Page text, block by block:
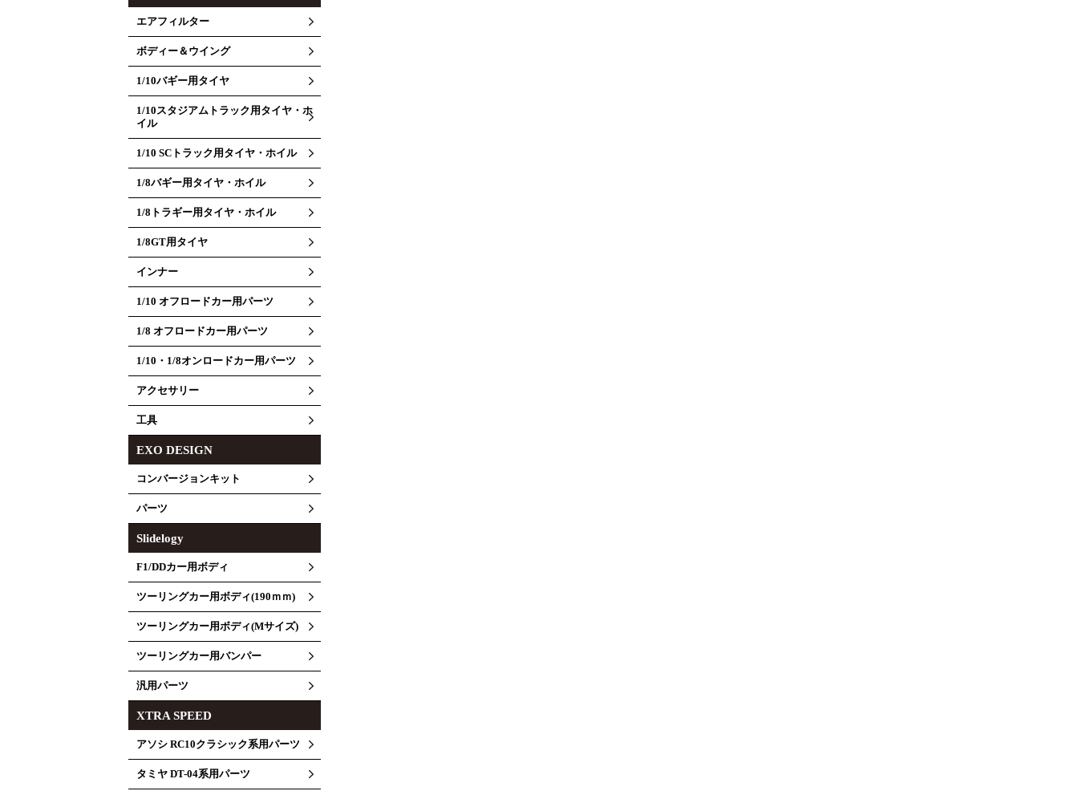
エアフィルター
ボディー＆ウイング
1/10バギー用タイヤ
1/10スタジアムトラック用タイヤ・ホ
イル
1/10 SCトラック用タイヤ・ホイル
1/8バギー用タイヤ・ホイル
1/8トラギー用タイヤ・ホイル
1/8GT用タイヤ
インナー
1/10 オフロードカー用パーツ
1/8 オフロードカー用パーツ
1/10・1/8オンロードカー用パーツ
アクセサリー
工具
EXO DESIGN
コンバージョンキット
パーツ
Slidelogy
F1/DDカー用ボディ
ツーリングカー用ボディ(190ｍｍ)
ツーリングカー用ボディ(Mサイズ)
ツーリングカー用バンパー
汎用パーツ
XTRA SPEED
アソシ RC10クラシック系用パーツ
タミヤ DT-04系用パーツ